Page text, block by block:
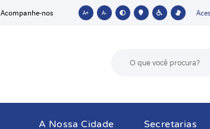
Acompanhe-nos A+ A-
A Nossa Cidade Secretarias